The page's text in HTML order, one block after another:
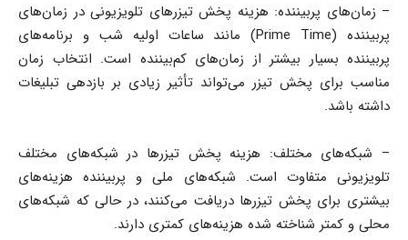
– زمان‌های پربیننده: هزینه پخش تیزرهای تلویزیونی در زمان‌های
پربیننده (Prime Time) مانند ساعات اولیه شب و برنامه‌های
پربیننده بسیار بیشتر از زمان‌های کم‌بیننده است. انتخاب زمان
مناسب برای پخش تیزر می‌تواند تأثیر زیادی بر بازدهی تبلیغات
داشته باشد.
– شبکه‌های مختلف: هزینه پخش تیزرها در شبکه‌های مختلف
تلویزیونی متفاوت است. شبکه‌های ملی و پربیننده هزینه‌های
بیشتری برای پخش تیزرها دریافت می‌کنند، در حالی که شبکه‌های
محلی و کمتر شناخته شده هزینه‌های کمتری دارند.